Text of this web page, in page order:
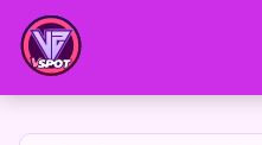
Fresh existing cupのファン
Fresh existing cupのファン